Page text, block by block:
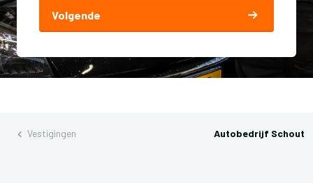
Volgende
Vestigingen Autobedrijf Schout